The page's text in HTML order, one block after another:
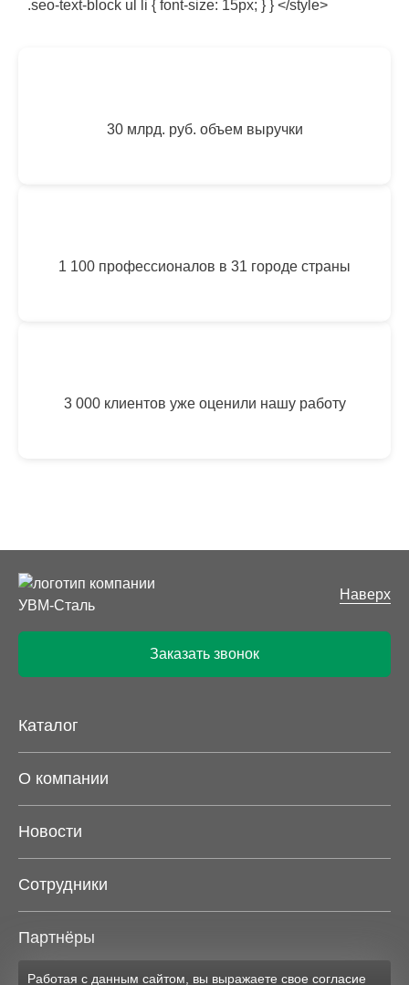
.seo-text-block ul li { font-size: 15px; } } </style>
30 млрд. руб. объем выручки
1 100 профессионалов в 31 городе страны
3 000 клиентов уже оценили нашу работу
Наверх
Заказать звонок
Каталог
О компании
Новости
Сотрудники
Партнёры
Работая с данным сайтом, вы выражаете свое согласие